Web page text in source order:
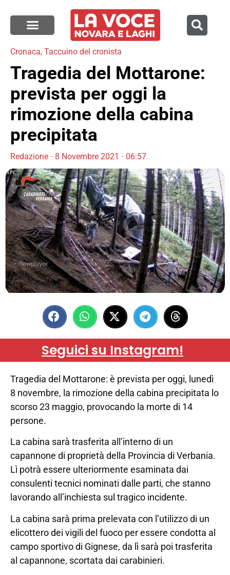
Cronaca, Taccuino del cronista
Tragedia del Mottarone:
prevista per oggi la
rimozione della cabina
precipitata
Redazione 8 Novembre 2021 06:57
Seguici su Instagram!
Tragedia del Mottarone: è prevista per oggi, lunedì
8 novembre, la rimozione della cabina precipitata lo
scorso 23 maggio, provocando la morte di 14
persone.
La cabina sarà trasferita all’interno di un
capannone di proprietà della Provincia di Verbania.
Lì potrà essere ulteriormente esaminata dai
consulenti tecnici nominati dalle parti, che stanno
lavorando all’inchiesta sul tragico incidente.
La cabina sarà prima prelevata con l’utilizzo di un
elicottero dei vigili del fuoco per essere condotta al
campo sportivo di Gignese, da lì sarà poi trasferita
al capannone, scortata dai carabinieri.